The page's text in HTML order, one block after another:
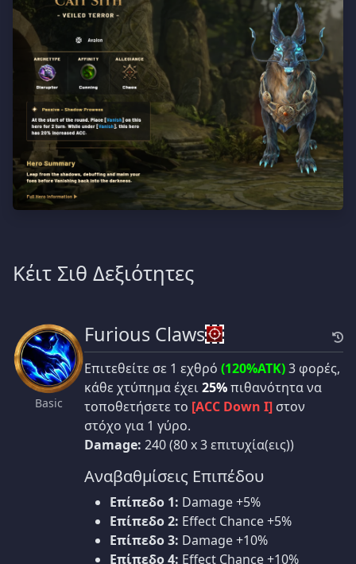
Κέιτ Σιθ Δεξιότητες
Basic
Furious Claws
Επιτεθείτε σε 1 εχθρό (120%ATK)3 φορές,
κάθε χτύπημα έχει25%πιθανότητα να
τοποθετήσετε το [ACC Down I] στον
στόχο για 1 γύρο.
Damage: 240 (80 x 3 επιτυχία(εις))
Αναβαθμίσεις Επιπέδου
Επίπεδο 1: Damage +5%
Επίπεδο 2: Effect Chance +5%
Επίπεδο 3: Damage +10%
Επίπεδο 4: Effect Chance +10%